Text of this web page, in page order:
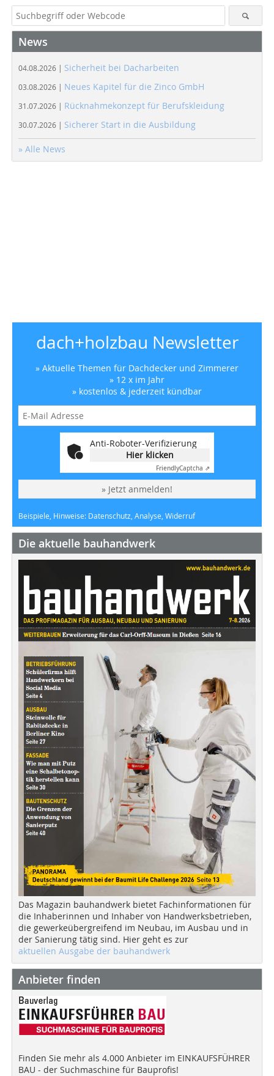
News
04.08.2026 | Sicherheit bei Dacharbeiten
03.08.2026 | Neues Kapitel für die Zinco GmbH
31.07.2026 | Rücknahmekonzept für Berufskleidung
30.07.2026 | Sicherer Start in die Ausbildung
» Alle News
dach+holzbau Newsletter
» Aktuelle Themen für Dachdecker und Zimmerer
» 12 x im Jahr
» kostenlos & jederzeit kündbar
Anti-Roboter-Verifizierung
Hier klicken
FriendlyCaptcha ⇗
» Jetzt anmelden!
Beispiele, Hinweise: Datenschutz, Analyse, Widerruf
Die aktuelle bauhandwerk
Das Magazin bauhandwerk bietet Fachinformationen für
die Inhaberinnen und Inhaber von Handwerksbetrieben,
die gewerkeübergreifend im Neubau, im Ausbau und in
der Sanierung tätig sind. Hier geht es zur
aktuellen Ausgabe der bauhandwerk
Anbieter finden
Finden Sie mehr als 4.000 Anbieter im EINKAUFSFÜHRER
BAU - der Suchmaschine für Bauprofis!